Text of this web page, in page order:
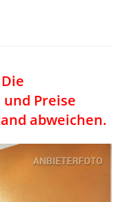
Preise
abweichen.